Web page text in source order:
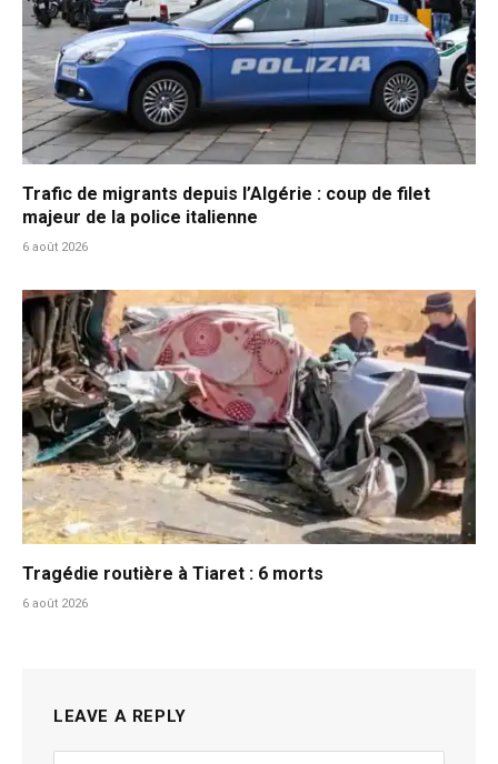
Trafic de migrants depuis l’Algérie : coup de filet
majeur de la police italienne
6 août 2026
Tragédie routière à Tiaret : 6 morts
6 août 2026
LEAVE A REPLY